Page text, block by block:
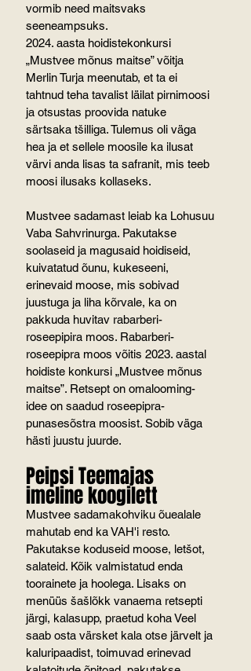
vormib need maitsvaks
seeneampsuks.
2024. aasta hoidistekonkursi
„Mustvee mõnus maitse” võitja
Merlin Turja meenutab, et ta ei
tahtnud teha tavalist läilat pirnimoosi
ja otsustas proovida natuke
särtsaka tšilliga. Tulemus oli väga
hea ja et sellele moosile ka ilusat
värvi anda lisas ta safranit, mis teeb
moosi ilusaks kollaseks.
Mustvee sadamast leiab ka Lohusuu
Vaba Sahvrinurga. Pakutakse
soolaseid ja magusaid hoidiseid,
kuivatatud õunu, kukeseeni,
erinevaid moose, mis sobivad
juustuga ja liha kõrvale, ka on
pakkuda huvitav rabarberi-
roseepipira moos. Rabarberi-
roseepipra moos võitis 2023. aastal
hoidiste konkursi „Mustvee mõnus
maitse”. Retsept on omalooming-
idee on saadud roseepipra-
punasesõstra moosist. Sobib väga
hästi juustu juurde.
Peipsi Teemajas
imeline koogilett
Mustvee sadamakohviku õuealale
mahutab end ka VAH'i resto.
Pakutakse koduseid moose, letšot,
salateid. Kõik valmistatud enda
toorainete ja hoolega. Lisaks on
menüüs šašlõkk vanaema retsepti
järgi, kalasupp, praetud koha Veel
saab osta värsket kala otse järvelt ja
kaluripaadist, toimuvad erinevad